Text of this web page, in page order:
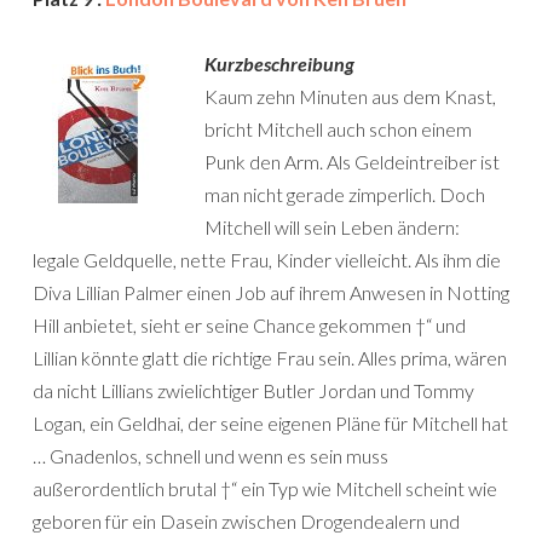
Kurzbeschreibung
Kaum zehn Minuten aus dem Knast,
bricht Mitchell auch schon einem
Punk den Arm. Als Geldeintreiber ist
man nicht gerade zimperlich. Doch
Mitchell will sein Leben ändern:
legale Geldquelle, nette Frau, Kinder vielleicht. Als ihm die
Diva Lillian Palmer einen Job auf ihrem Anwesen in Notting
Hill anbietet, sieht er seine Chance gekommen †“ und
Lillian könnte glatt die richtige Frau sein. Alles prima, wären
da nicht Lillians zwielichtiger Butler Jordan und Tommy
Logan, ein Geldhai, der seine eigenen Pläne für Mitchell hat
… Gnadenlos, schnell und wenn es sein muss
außerordentlich brutal †“ ein Typ wie Mitchell scheint wie
geboren für ein Dasein zwischen Drogendealern und